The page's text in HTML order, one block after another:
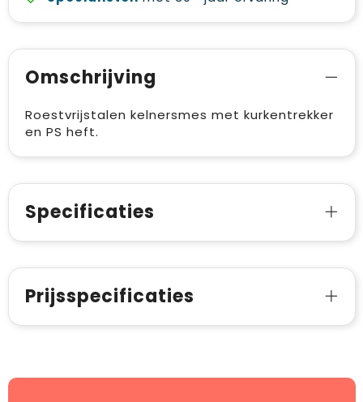
Omschrijving
Roestvrijstalen kelnersmes met kurkentrekker
en PS heft.
Specificaties
Prijsspecificaties